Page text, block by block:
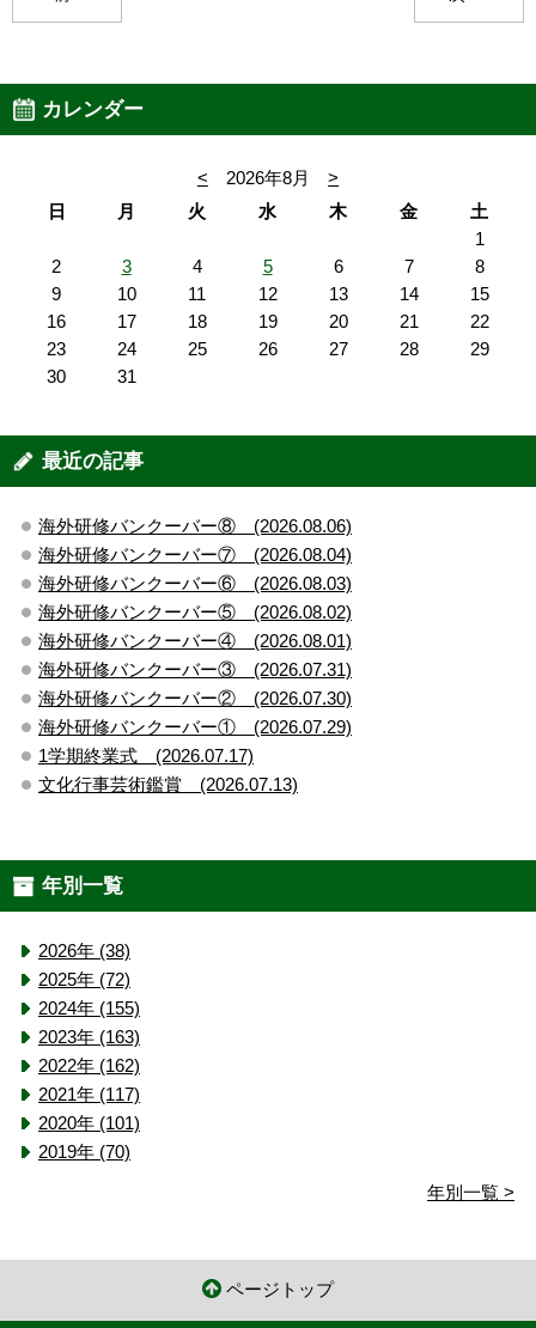
カレンダー
< 2026年8月
>
日
月 火 水 木 金
土
1
2
3 4 5 6 7
8
9
10 11 12 13 14
15
16
17 18 19 20 21
22
23
24 25 26 27 28
29
30
31
最近の記事
海外研修バンクーバー⑧ (2026.08.06)
海外研修バンクーバー⑦ (2026.08.04)
海外研修バンクーバー⑥ (2026.08.03)
海外研修バンクーバー⑤ (2026.08.02)
海外研修バンクーバー④ (2026.08.01)
海外研修バンクーバー③ (2026.07.31)
海外研修バンクーバー② (2026.07.30)
海外研修バンクーバー① (2026.07.29)
1学期終業式 (2026.07.17)
文化行事芸術鑑賞 (2026.07.13)
年別一覧
2026年 (38)
2025年 (72)
2024年 (155)
2023年 (163)
2022年 (162)
2021年 (117)
2020年 (101)
2019年 (70)
年別一覧 >
ページトップ